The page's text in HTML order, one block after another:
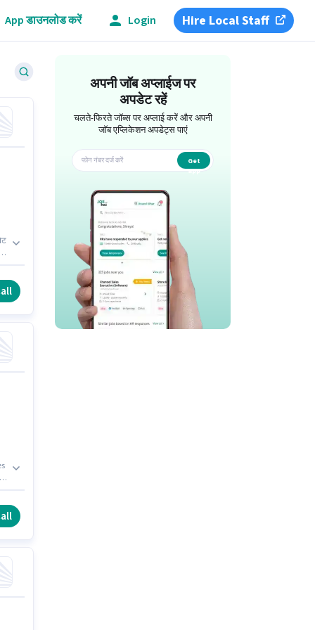
App डाउनलोड करें Login Hire Local Staff
अपनी जॉब अप्लाईज पर
अपडेट रहें
चलते-फिरते जॉब्स पर अप्लाई करें और अपनी
जॉब एप्लिकेशन अपडेट्स पाएं
Get
app